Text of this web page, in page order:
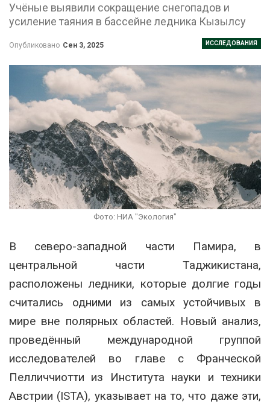
Учёные выявили сокращение снегопадов и
усиление таяния в бассейне ледника Кызылсу
ИССЛЕДОВАНИЯ
Опубликовано Сен 3, 2025
Фото: НИА "Экология"
В северо-западной части Памира, в
центральной части Таджикистана,
расположены ледники, которые долгие годы
считались одними из самых устойчивых в
мире вне полярных областей. Новый анализ,
проведённый международной группой
исследователей во главе с Франческой
Пелличчиотти из Института науки и техники
Австрии (ISTA), указывает на то, что даже эти,